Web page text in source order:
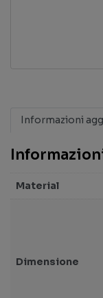
Informazioni
Material
Dimensione